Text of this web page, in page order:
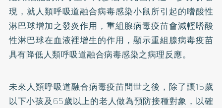
現，就人類呼吸道融合病毒感染小鼠所引起的嗜酸性
淋巴球增加之發炎作用，重組腺病毒疫苗會減輕嗜酸
性淋巴球在血液裡增生的作用，顯示重組腺病毒疫苗
具有降低人類呼吸道融合病毒感染之病理反應。
未來人類呼吸道融合病毒疫苗問世之後，除了讓15歲
以下小孩及65歲以上的老人做為預防接種對象，以確